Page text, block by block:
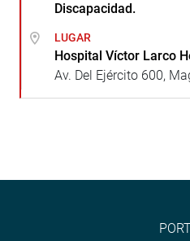
Discapacidad.
LUGAR
Hospital Víctor Larco
Av. Del Ejército 600,